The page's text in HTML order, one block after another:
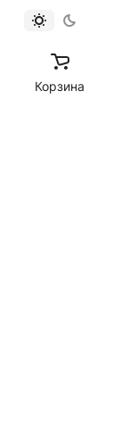
Корзина